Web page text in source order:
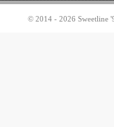
© 2014 - 2026 Sweetline